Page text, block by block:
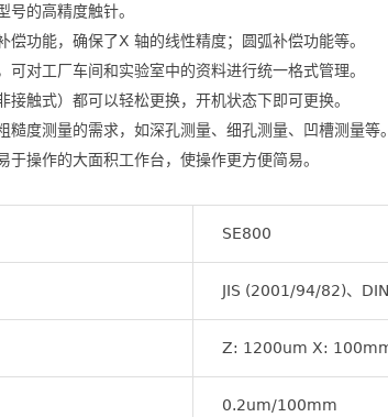
的高精度触针。
功能，确保了X 轴的线性精度；圆弧补偿功能等。
对工厂车间和实验室中的资料进行统一格式管理。
触式）都可以轻松更换，开机状态下即可更换。
度测量的需求，如深孔测量、细孔测量、凹槽测量等。
操作的大面积工作台，使操作更方便简易。
SE800
JIS (2001/94/82)、
Z: 1200um X:
0.2um/100mm